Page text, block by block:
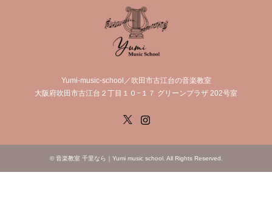
Yumi-music-school／吹田市古江台の音楽教室
大阪府吹田市古江台２丁目１０−１７ グリーンプラザ 202号室
© 音楽教室 千里なら｜Yumi music school. All Rights Reserved.